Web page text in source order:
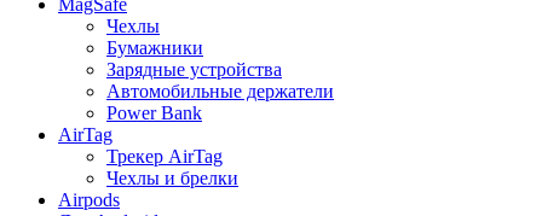
MagSafe
Чехлы
Бумажники
Зарядные устройства
Автомобильные держатели
Power Bank
AirTag
Трекер AirTag
Чехлы и брелки
Airpods